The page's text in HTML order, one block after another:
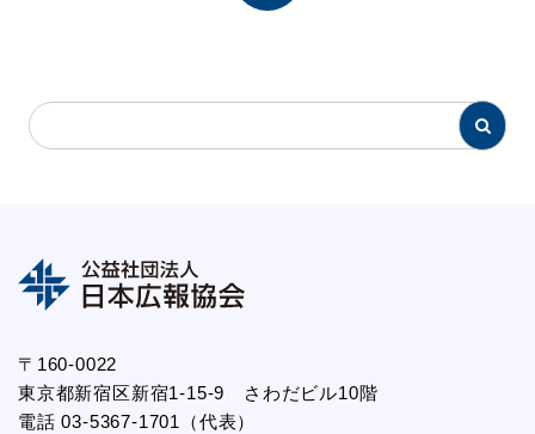
〒160-0022
東京都新宿区新宿1-15-9 さわだビル10階
電話 03-5367-1701（代表）